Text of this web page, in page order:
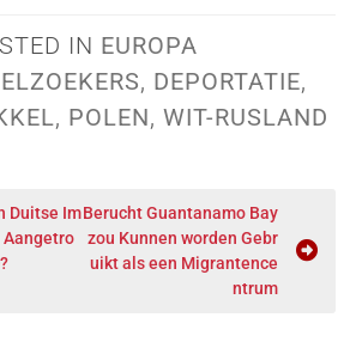
IN EUROPA
, DEPORTATIE,
, POLEN, WIT-RUSLAND
Duitse ImBerucht Guantanamo Bay
zou Kunnen worden Gebr
uikt als een Migrantence
ntrum